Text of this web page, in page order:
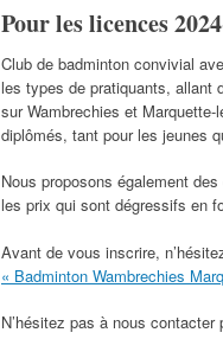
Pour les licences
Club de badminton convivial
les types de pratiquants, allant
sur Wambrechies et
diplômés, tant pour les jeunes
Nous proposons également
les prix qui sont dégressifs en
Avant de vous inscrire,
« Badminton Wambrechies
N’hésitez pas à nous contacter